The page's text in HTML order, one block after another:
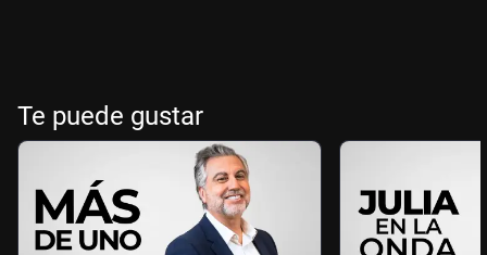
Te puede gustar